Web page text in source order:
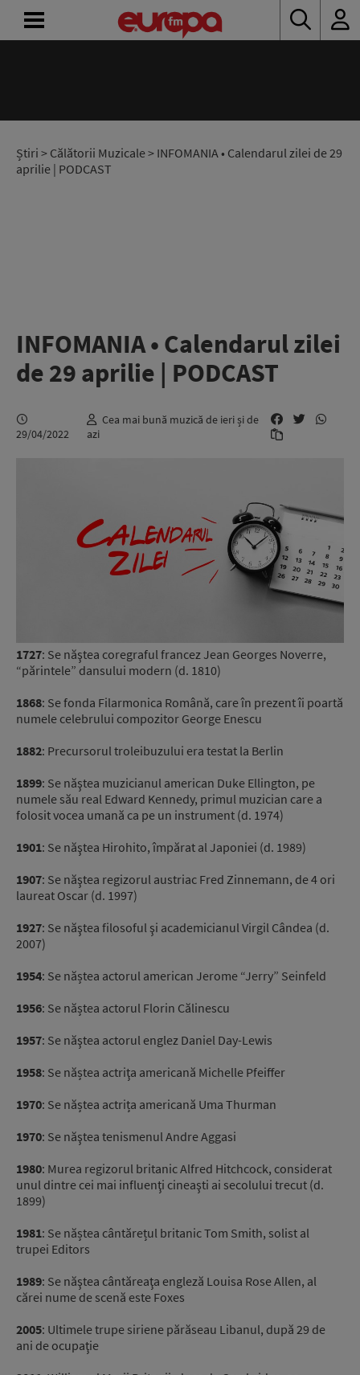
Știri > Călătorii Muzicale> INFOMANIA • Calendarul zilei de 29
aprilie | PODCAST
INFOMANIA • Calendarul zilei
de 29 aprilie | PODCAST
29/04/2022
Cea mai bună muzică de ieri și de
azi
1727: Se năştea coregraful francez Jean Georges Noverre,
“părintele” dansului modern (d. 1810)
1868: Se fonda Filarmonica Română, care în prezent îi poartă
numele celebrului compozitor George Enescu
1882: Precursorul troleibuzului era testat la Berlin
1899: Se năştea muzicianul american Duke Ellington, pe
numele său real Edward Kennedy, primul muzician care a
folosit vocea umană ca pe un instrument (d. 1974)
1901: Se năştea Hirohito, împărat al Japoniei (d. 1989)
1907: Se năştea regizorul austriac Fred Zinnemann, de 4 ori
laureat Oscar (d. 1997)
1927: Se năştea filosoful şi academicianul Virgil Cândea (d.
2007)
1954: Se năștea actorul american Jerome “Jerry” Seinfeld
1956: Se năștea actorul Florin Călinescu
1957: Se năştea actorul englez Daniel Day-Lewis
1958: Se năștea actriţa americană Michelle Pfeiffer
1970: Se năștea actrița americană Uma Thurman
1970: Se năştea tenismenul Andre Aggasi
1980: Murea regizorul britanic Alfred Hitchcock, considerat
unul dintre cei mai influenţi cineaşti ai secolului trecut (d.
1899)
1981: Se năștea cântărețul britanic Tom Smith, solist al
trupei Editors
1989: Se năştea cântăreaţa engleză Louisa Rose Allen, al
cărei nume de scenă este Foxes
2005: Ultimele trupe siriene părăseau Libanul, după 29 de
ani de ocupaţie
RADIO